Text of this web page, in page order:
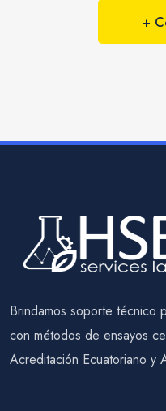
+
Brindamos soporte técnico
con métodos de ensayos
Acreditación Ecuatoriano y